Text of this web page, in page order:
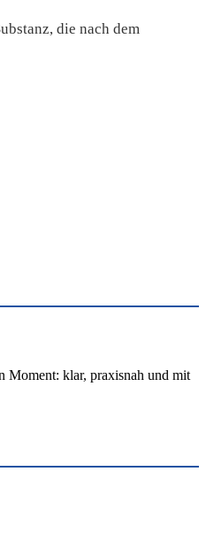
die nach dem
Moment: klar, praxisnah und mit